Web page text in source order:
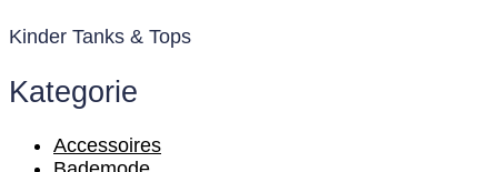
Kinder Tanks & Tops
Kategorie
Accessoires